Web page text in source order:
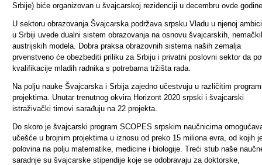
Srbije) biće organizovan u švajcarskoj rezidenciji u decembru ovde
U sektoru obrazovanja Švajcarska podržava srpsku Vladu u njenoj
u Srbiji uvede dualni sistem obrazovanjana osnovu švajcarskih,
austrijskih modela. Dobra praksa obrazovnih sistema naših zemalja
prvenstveno će obezbediti priliku za Srbiju i privatni poslovni sektor da
kvalifikacije mladih radnika s potrebama tržišta rada.
Na polju nauke Švajcarska i Srbija zajedno učestvuju u različitim
projektima. Unutar trenutnog okvira Horizont 2020 srpski i švajcarski
istraživački timovi sarađuju na 22 projekta.
Do skoro je švajcarski program SCOPES srpskim naučnicima
učešće u brojnim projektima u iznosu od preko 15 miliona evra, od kojih
polovina na polju matematike, medicine i biologije. Treći stub naše
saradnje su švajcarske stipendije koje se odobravaju za doktorske,